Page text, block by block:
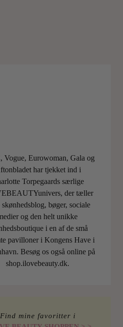
Vogue, Eurowoman, Gala og
har tjekket ind i
Torpegaards særlige
der tæller
skønhedsblog, bøger, sociale
og den helt unikke
i en af de små
pavilloner i Kongens Have i
Besøg os også online på
shop.ilovebeauty.dk.
Find mine favoritter i